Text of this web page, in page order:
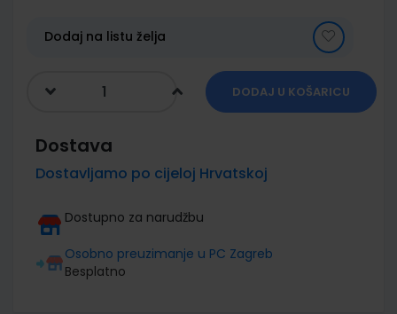
galleryDodaj na listu želja
DODAJ U KOŠARICU
Dostava
Dostavljamo po cijeloj Hrvatskoj
Dostupno za narudžbu
Osobno preuzimanje u PC Zagreb
Besplatno